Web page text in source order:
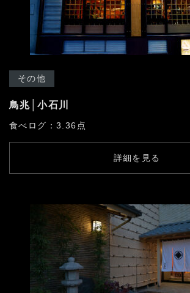
その他
鳥兆│小石川
食べログ：3.36点
詳細を見る